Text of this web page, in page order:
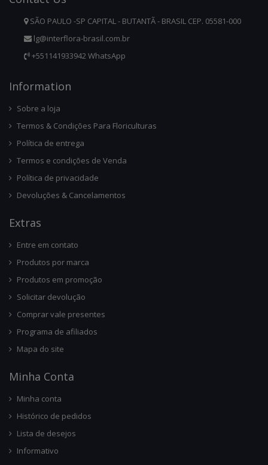
SÃO PAULO -SP CAPITAL - BUTANTÃ - BRASIL CEP. 05581-000
lg@interflora-brasil.com.br
+551141933942 WhatsApp
InforMation
Sobre a loja
Termos & Condições Para Floriculturas
Política de entrega
Termos e condições de Venda
Política de privacidade
Devoluções & Cancelamentos
ExtRas
Entre em contato
Produtos por marca
Produtos em promoção
Solicitar devolução
Comprar vale presentes
Programa de afiliados
Mapa do site
Minha Conta
Minha conta
Histórico de pedidos
Lista de desejos
Informativo